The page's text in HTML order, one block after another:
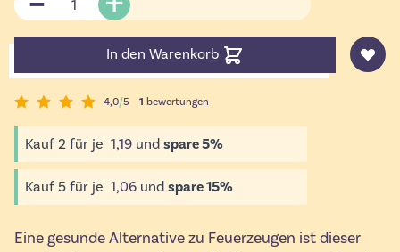
Menge
In den Warenkorb
4,0/5 1 bewertungen
Kauf 2 für je 1,19 und spare5%
Kauf 5 für je 1,06 und spare15%
Eine gesunde Alternative zu Feuerzeugen ist dieser